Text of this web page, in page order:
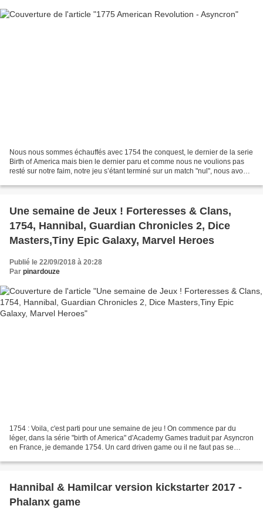
Nous nous sommes échauffés avec 1754 the conquest, le dernier de la serie
Birth of America mais bien le dernier paru et comme nous ne voulions pas
resté sur notre faim, notre jeu s’étant terminé sur un match "nul", nous avons
Une semaine de Jeux ! Forteresses & Clans,
1754, Hannibal, Guardian Chronicles 2, Dice
Masters,Tiny Epic Galaxy, Marvel Heroes
Publié le 22/09/2018 à 20:28
Par pinardouze
1754 : Voila, c'est parti pour une semaine de jeu ! On commence par du
léger, dans la série "birth of America" d'Academy Games traduit par Asyncron
en France, je demande 1754. Un card driven game ou il ne faut pas se
Hannibal & Hamilcar version kickstarter 2017 -
Phalanx game